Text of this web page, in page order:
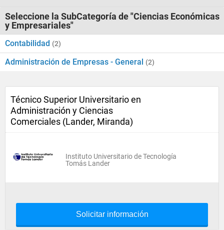
Seleccione la SubCategoría de "Ciencias Económicas
y Empresariales"
Contabilidad (2)
Administración de Empresas - General (2)
Técnico Superior Universitario en
Administración y Ciencias
Comerciales (Lander, Miranda)
Instituto Universitario de Tecnología
Tomás Lander
Solicitar información